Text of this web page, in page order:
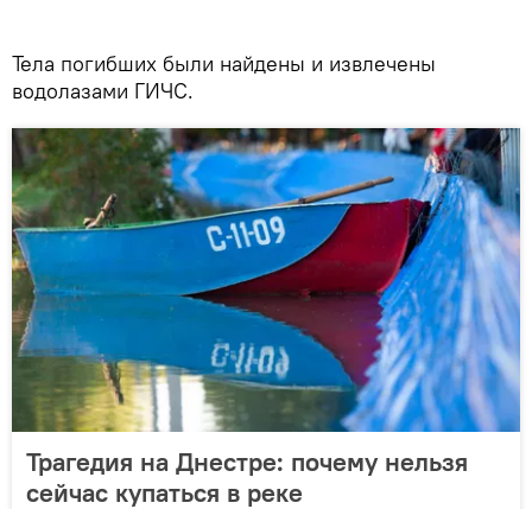
Тела погибших были найдены и извлечены
водолазами ГИЧС.
Трагедия на Днестре: почему нельзя
сейчас купаться в реке